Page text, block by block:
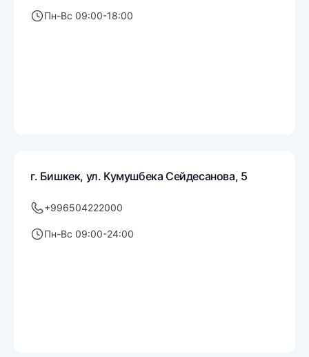
Пн-Вс 09:00-18:00
г. Бишкек, ул. Кумушбека Сейдесанова, 5
+996504222000
Пн-Вс 09:00-24:00